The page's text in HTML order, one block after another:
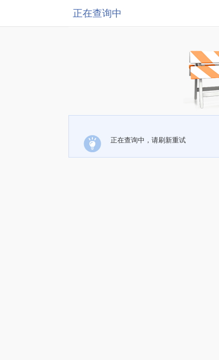
正在查询中
正在查询中，请刷新重试